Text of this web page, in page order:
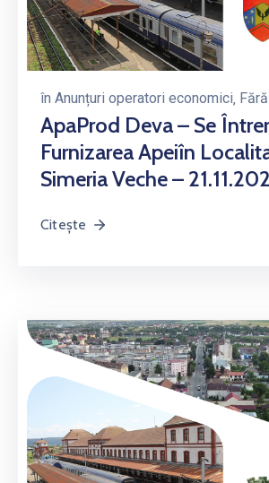
în Anunțuri operatori economici‚
ApaProd Deva – Se
Furnizarea Apeiîn
Simeria Veche –
Citește